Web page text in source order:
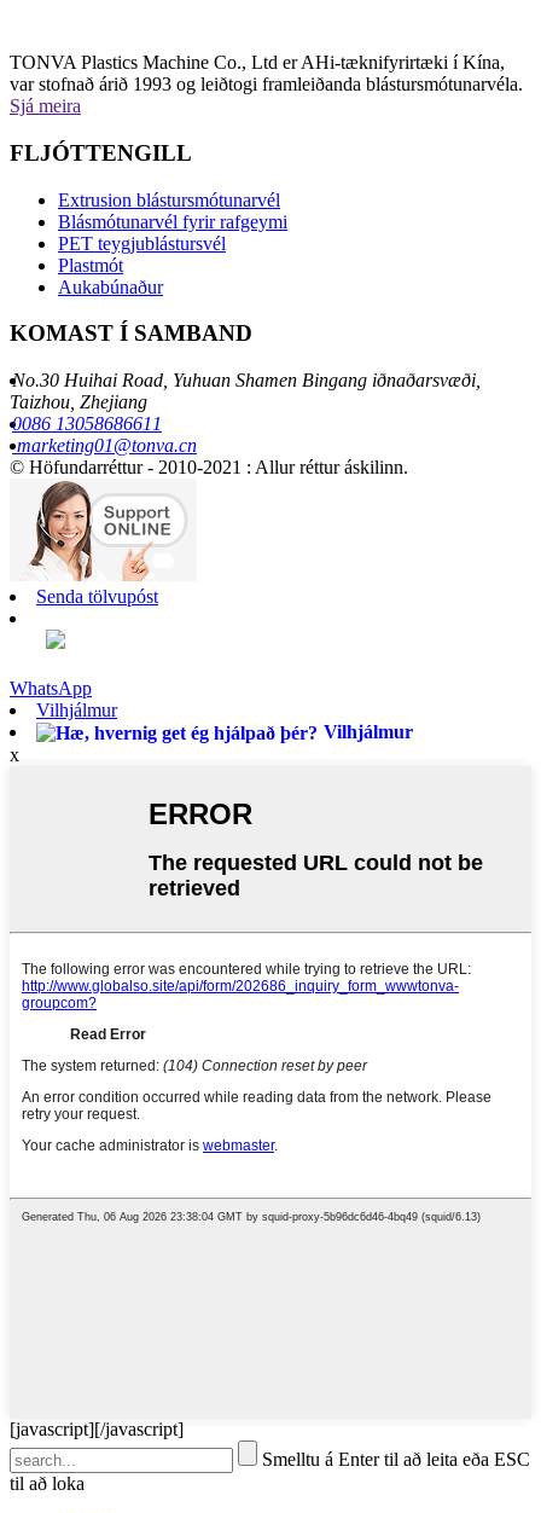
TONVA Plastics Machine Co., Ltd er AHi-tæknifyrirtæki í Kína,
var stofnað árið 1993 og leiðtogi framleiðanda blástursmótunarvéla.
Sjá meira
FLJÓTTENGILL
Extrusion blástursmótunarvél
Blásmótunarvél fyrir rafgeymi
PET teygjublástursvél
Plastmót
Aukabúnaður
KOMAST Í SAMBAND
No.30 Huihai Road, Yuhuan Shamen Bingang iðnaðarsvæði,
Taizhou, Zhejiang
0086 13058686611
marketing01@tonva.cn
© Höfundarréttur - 2010-2021 : Allur réttur áskilinn.
Senda tölvupóst
WhatsApp
Vilhjálmur
Vilhjálmur
x
[javascript][/javascript]
Smelltu á Enter til að leita eða ESC
til að loka